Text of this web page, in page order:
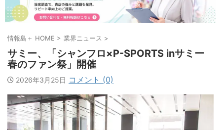
情報島＋ HOME > 業界ニュース >
サミー、「シャンフロ×P-SPORTS inサミー
春のファン祭」開催
2026年3月25日 コメント (0)